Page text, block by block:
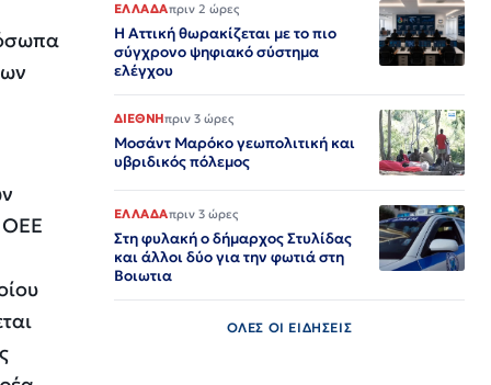
ΟΕΕ
ΕΛΛΑΔΑπριν 2 ώρες
Η Αττική θωρακίζεται με το πιο
σύγχρονο ψηφιακό σύστημα
ελέγχου
ΔΙΕΘΝΗπριν 3 ώρες
Μοσάντ Μαρόκο γεωπολιτική και
υβριδικός πόλεμος
ΕΛΛΑΔΑπριν 3 ώρες
Στη φυλακή ο δήμαρχος Στυλίδας
και άλλοι δύο για την φωτιά στη
Βοιωτια
ΟΛΕΣ ΟΙ ΕΙΔΗΣΕΙΣ